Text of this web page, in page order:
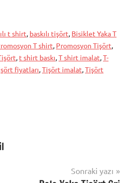
t shirt baskılı tişört Bisiklet Yaka T
T shirt Promosyon Tişört
t shirt baskı T shirt imalat T-
fiyatları Tişört imalat Tişört
Sonraki yazı